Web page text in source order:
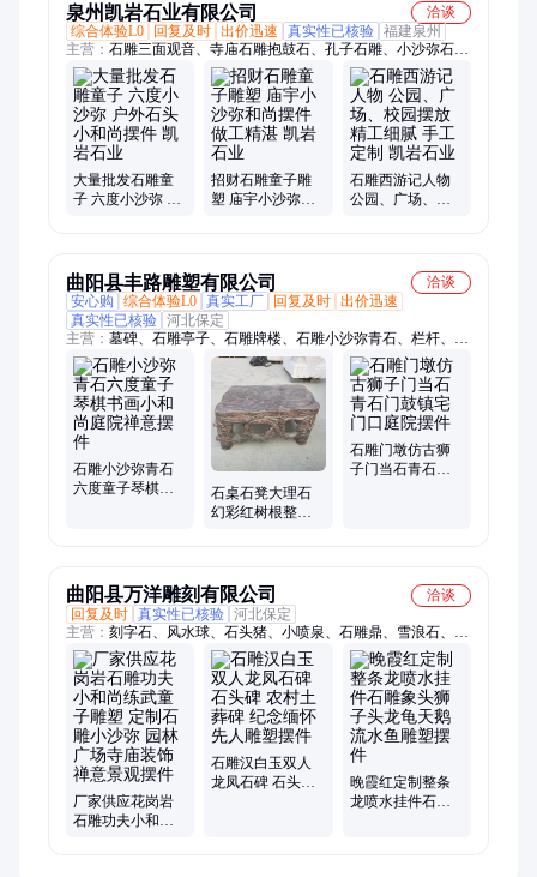
泉州凯岩石业有限公司
洽谈
综合体验L0
回复及时 出价迅速 真实性已核验 福建泉州
主营： 石雕三面观音、寺庙石雕抱鼓石、孔子石雕、小沙弥石
雕、童子石雕、供桌石雕、石栏杆、十八罗汉石雕、动物12生肖
石雕、寺庙祠堂门面浮雕石材、照壁浮雕墙石雕、香炉石雕、九
龙壁浮雕、石雕龙柱、石狮子、石雕大象、佛像石雕、别墅外墙
干挂石材、石亭子雕刻、石经幢舍利塔石雕、校园文化浮雕墙
大量批发石雕童
子 六度小沙弥 户
招财石雕童子雕
塑 庙宇小沙弥和
石雕西游记人物
公园、广场、校
曲阳县丰路雕塑有限公司
洽谈
安心购
综合体验L0 真实工厂 回复及时 出价迅速
真实性已核验 河北保定
主营： 墓碑、石雕亭子、石雕牌楼、石雕小沙弥青石、栏杆、石
雕石狮子
石雕小沙弥青石
六度童子琴棋书
石桌石凳大理石
幻彩红树根整体
石雕门墩仿古狮
子门当石青石门
曲阳县万洋雕刻有限公司
洽谈
回复及时 真实性已核验 河北保定
主营： 刻字石、风水球、石头猪、小喷泉、石雕鼎、雪浪石、大
理石、黄锈石、石桥板、石雕羊、石栏杆、计时器、石头碑、石
雕牛、景观石、太阳表、花岗岩、工艺品、观音像、刻字书、风
景石、背景墙、挡车石、石雕麒麟
厂家供应花岗岩
石雕功夫小和尚
石雕汉白玉双人
龙凤石碑 石头碑
晚霞红定制整条
龙喷水挂件石雕